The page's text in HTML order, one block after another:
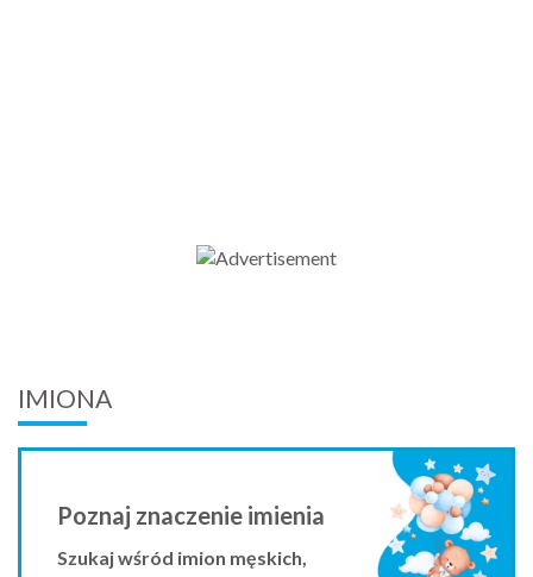
IMIONA
Poznaj znaczenie imienia
Szukaj wśród imion męskich,